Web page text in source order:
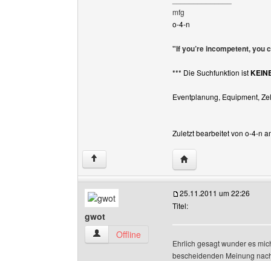
mfg
o-4-n
"If you’re incompetent, you
*** Die Suchfunktion ist
Eventplanung, Equipment,
Zuletzt bearbeitet von o-4-n
↑ Website dieses
gwot
gwot Benutzer-Profile anzeigen
Offline
25.11.2011 um 22:26
Titel:
Ehrlich gesagt wunder es
bescheidenden Meinung